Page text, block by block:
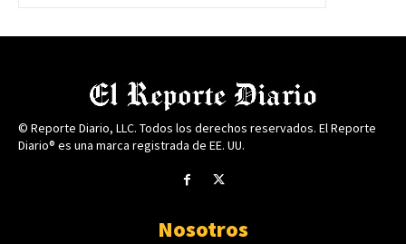
© Reporte Diario, LLC. Todos los derechos reservados. El Reporte
Diario® es una marca registrada de EE. UU.
Nosotros